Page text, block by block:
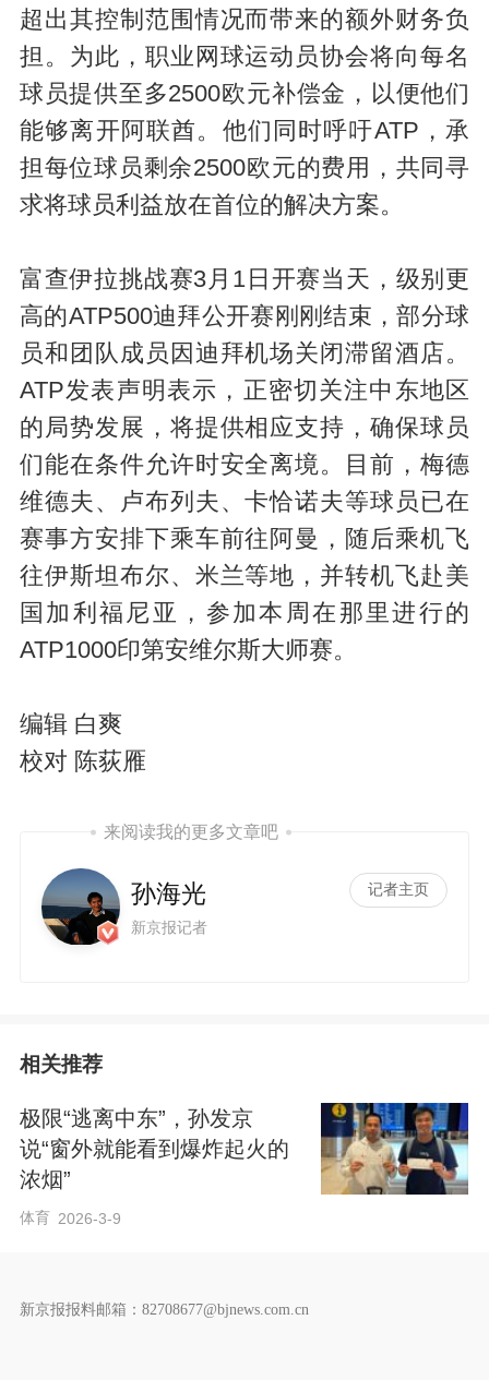
超出其控制范围情况而带来的额外财务负
担。为此，职业网球运动员协会将向每名
球员提供至多2500欧元补偿金，以便他们
能够离开阿联酋。他们同时呼吁ATP，承
担每位球员剩余2500欧元的费用，共同寻
求将球员利益放在首位的解决方案。
富查伊拉挑战赛3月1日开赛当天，级别更
高的ATP500迪拜公开赛刚刚结束，部分球
员和团队成员因迪拜机场关闭滞留酒店。
ATP发表声明表示，正密切关注中东地区
的局势发展，将提供相应支持，确保球员
们能在条件允许时安全离境。目前，梅德
维德夫、卢布列夫、卡恰诺夫等球员已在
赛事方安排下乘车前往阿曼，随后乘机飞
往伊斯坦布尔、米兰等地，并转机飞赴美
国加利福尼亚，参加本周在那里进行的
ATP1000印第安维尔斯大师赛。
编辑 白爽
校对 陈荻雁
来阅读我的更多文章吧
孙海光
新京报记者
记者主页
相关推荐
极限“逃离中东”，孙发京
说“窗外就能看到爆炸起火的
浓烟”
体育 2026-3-9
新京报报料邮箱：82708677@bjnews.com.cn